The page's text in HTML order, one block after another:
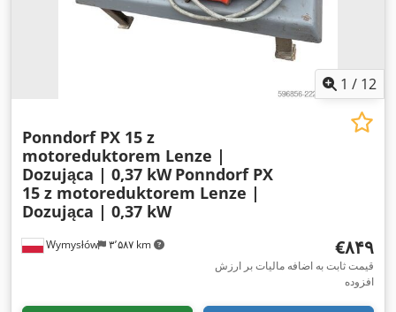
1 / 12
Wymysłów ۳٬۵۸۷ km
Ponndorf PX 15 z
motoreduktorem Lenze |
Dozująca | 0,37 kW Ponndorf PX
15 z motoreduktorem Lenze |
Dozująca | 0,37 kW
‎€۸۴۹
قیمت ثابت به اضافه مالیات بر ارزش
افزوده